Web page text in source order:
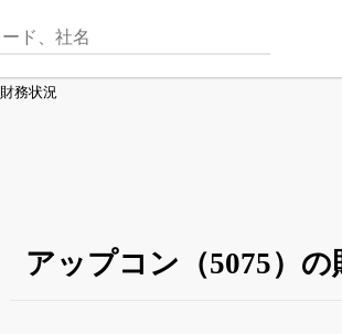
財務状況
アップコン（5075）の